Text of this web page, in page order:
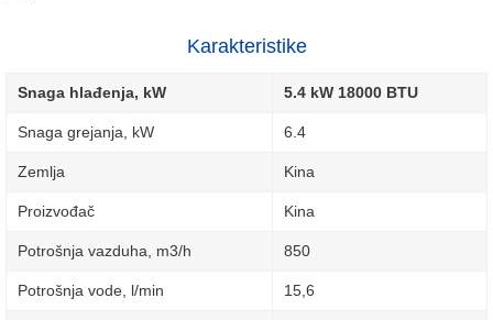
Karakteristike
Snaga hlađenja, kW 5.4 kW 18000 BTU
Snaga grejanja, kW 6.4
Zemlja Kina
Proizvođač Kina
Potrošnja vazduha, m3/h 850
Potrošnja vode, l/min 15,6